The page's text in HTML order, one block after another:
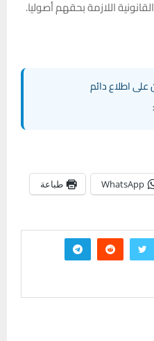
على اطلاع دائم
WhatsApp طباعة